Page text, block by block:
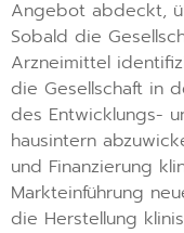
Angebot abdeckt,
Sobald die
Arzneimittel
die Gesellschaft in
des Entwicklungs-
hausintern
und Finanzierung
Markteinführung
die Herstellung